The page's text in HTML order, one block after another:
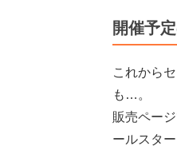
開催予
これから
も…。
販売ペー
ールスタ